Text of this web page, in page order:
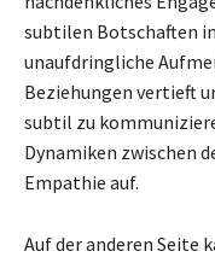
subtilen Botschaften
unaufdringliche
Beziehungen vertieft
subtil zu
Dynamiken zwischen
Empathie auf.
Auf der anderen Seite